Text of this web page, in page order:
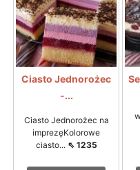
Ciasto Jednorożec
-...
Ciasto Jednorożec na
imprezęKolorowe
ciasto... ⇖ 1235